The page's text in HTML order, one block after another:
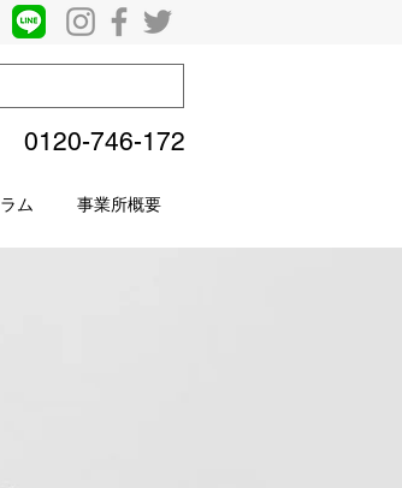
0120-746-172
ム 事業所概要